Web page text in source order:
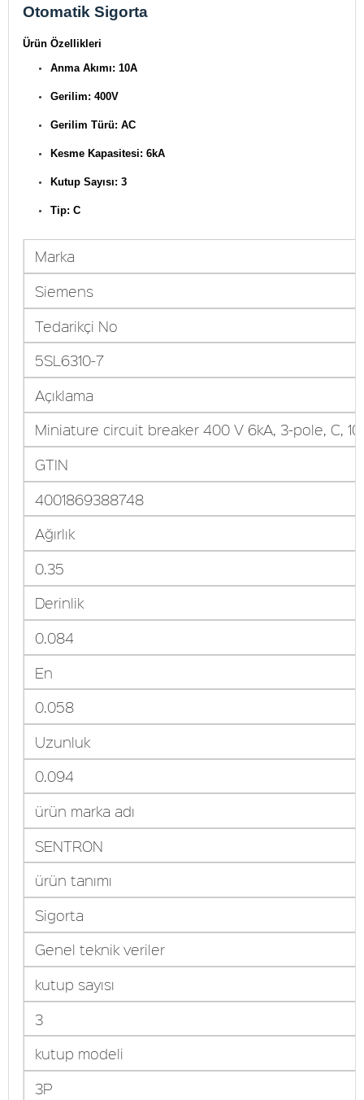
Otomatik Sigorta
Ürün Özellikleri
Anma Akımı: 10A
Gerilim: 400V
Gerilim Türü: AC
Kesme Kapasitesi: 6kA
Kutup Sayısı: 3
Tip: C
Marka
Siemens
Tedarikçi No
5SL6310-7
Açıklama
Miniature circuit breaker 400 V 6kA, 3-pole, C, 10
GTIN
4001869388748
Ağırlık
0.35
Derinlik
0.084
En
0.058
Uzunluk
0.094
ürün marka adı
SENTRON
ürün tanımı
Sigorta
Genel teknik veriler
kutup sayısı
3
kutup modeli
3P